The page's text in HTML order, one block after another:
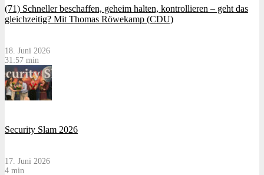
(71) Schneller beschaffen, geheim halten, kontrollieren – geht das
gleichzeitig? Mit Thomas Röwekamp (CDU)
18. Juni 2026
31:57 min
Security Slam 2026
17. Juni 2026
4 min